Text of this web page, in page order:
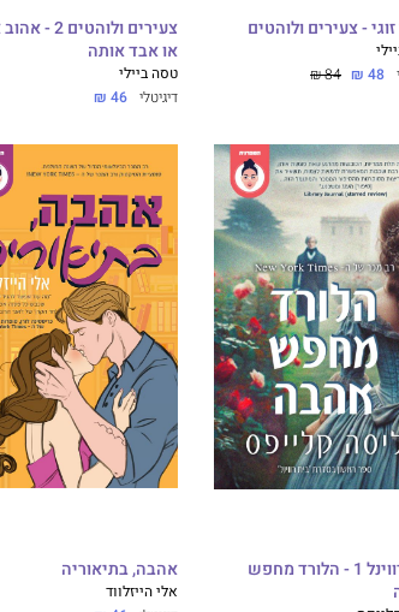
- צעירים ולוהטים
48 ₪
84 ₪
צעירים
או אבד אותה
טסה ביילי
דיגיטלי 46 ₪
בית רווינל 1 - הלורד מחפש
אהבה, בתיאוריה
אלי הייזלווד